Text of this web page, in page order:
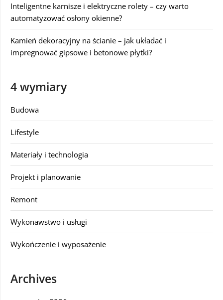
Inteligentne karnisze i elektryczne rolety – czy warto
automatyzować osłony okienne?
Kamień dekoracyjny na ścianie – jak układać i
impregnować gipsowe i betonowe płytki?
4 wymiary
Budowa
Lifestyle
Materiały i technologia
Projekt i planowanie
Remont
Wykonawstwo i usługi
Wykończenie i wyposażenie
Archives